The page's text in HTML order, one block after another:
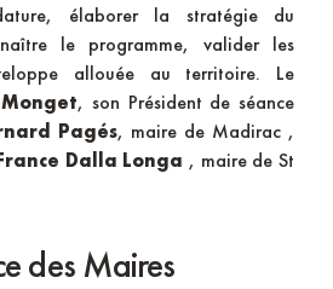
élaborer la stratégie du
le programme, valider les
allouée au territoire. Le
, son Président de séance
Pagés, maire de Madirac ,
Dalla Longa , maire de St
des Maires